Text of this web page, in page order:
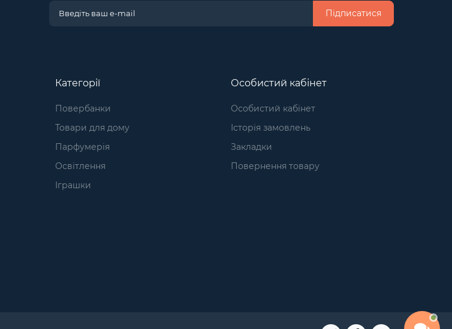
Підписатися
Категорії
Повербанки
Товари для дому
Парфумерія
Освітлення
Іграшки
Особистий кабінет
Особистий кабінет
Історія замовлень
Закладки
Повернення товару